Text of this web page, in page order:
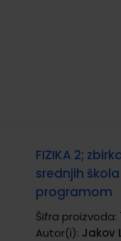
FIZIKA 2;
srednjih
programom
Šifra proizvoda:
Autor(i): Jakov